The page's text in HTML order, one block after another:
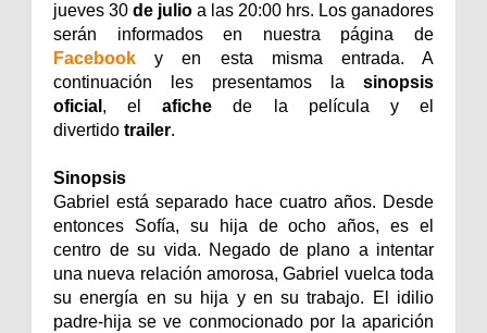
jueves 30 de julio a las 20:00 hrs. Los ganadores
serán informados en nuestra página de
Facebook y en esta misma entrada. A
continuación les presentamos la sinopsis
oficial , elafichede la película y el
divertido trailer.
Sinopsis
Gabriel está separado hace cuatro años. Desde
entonces Sofía, su hija de ocho años, es el
centro de su vida. Negado de plano a intentar
una nueva relación amorosa, Gabriel vuelca toda
su energía en su hija y en su trabajo. El idilio
padre-hija se ve conmocionado por la aparición